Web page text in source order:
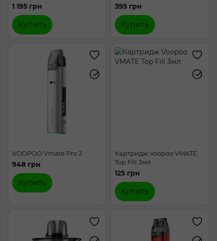
1 195 грн
Купить
395 грн
Купить
VOOPOO Vmate Pro 2
948 грн
Купить
Картридж Voopoo VMATE
Top Fill 3мл
125 грн
Купить